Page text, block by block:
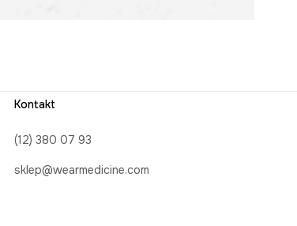
Kontakt
(12) 380 07 93
sklep@wearmedicine.com